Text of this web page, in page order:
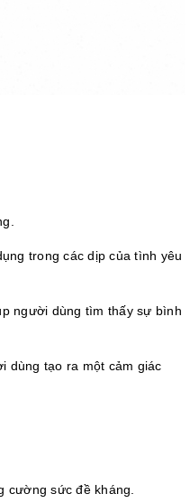
trong các dịp của tình yêu
người dùng tìm thấy sự bình
dùng tạo ra một cảm giác
cường sức đề kháng.